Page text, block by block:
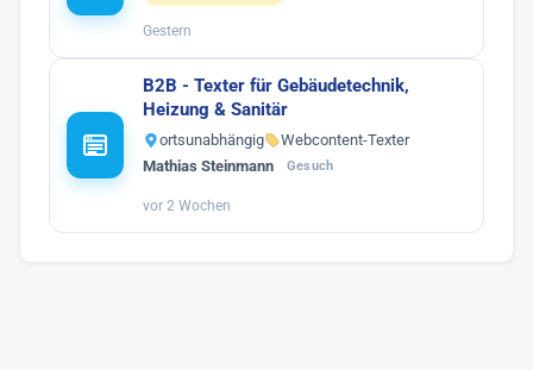
Gestern
B2B - Texter für Gebäudetechnik,
Heizung & Sanitär
ortsunabhängig
Webcontent-Texter
Mathias Steinmann
Gesuch
vor 2 Wochen